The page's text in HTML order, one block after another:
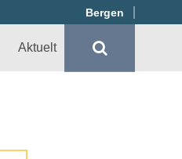
Bergen
Aktuelt